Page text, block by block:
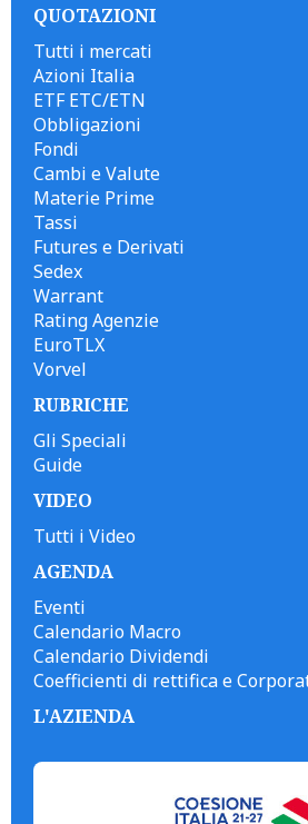
QUOTAZIONI
Tutti i mercati
Azioni Italia
ETF ETC/ETN
Obbligazioni
Fondi
Cambi e Valute
Materie Prime
Tassi
Futures e Derivati
Sedex
Warrant
Rating Agenzie
EuroTLX
Vorvel
RUBRICHE
Gli Speciali
Guide
VIDEO
Tutti i Video
AGENDA
Eventi
Calendario Macro
Calendario Dividendi
Coefficienti di rettifica e
L'AZIENDA